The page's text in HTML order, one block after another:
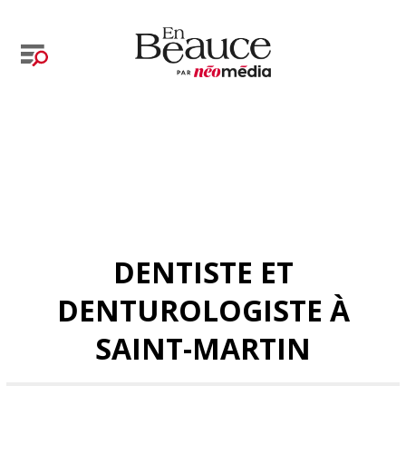
DENTISTE ET
DENTUROLOGISTE À
SAINT-MARTIN